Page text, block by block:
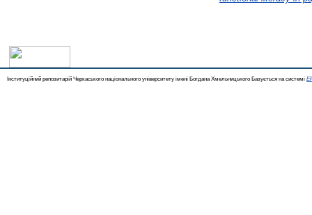
Інституційний репозитарій Черкаського національного університету імені Богдана Хмельницького Базується на системі